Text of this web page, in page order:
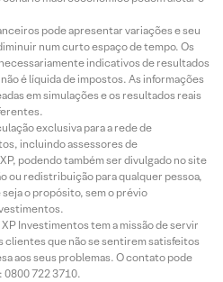
pode apresentar variações e seu
num curto espaço de tempo. Os
indicativos de resultados
é líquida de impostos. As informações
em simulações e os resultados reais
exclusiva para a rede de
incluindo assessores de
podendo também ser divulgado no site
ou redistribuição para qualquer pessoa,
o propósito, sem o prévio
Investimentos tem a missão de servir
clientes que não se sentirem satisfeitos
aos seus problemas. O contato pode
0800 722 3710.